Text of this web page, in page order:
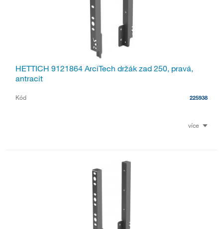
HETTICH 9121864 ArciTech držák zad 250, pravá,
antracit
Kód 225938
více